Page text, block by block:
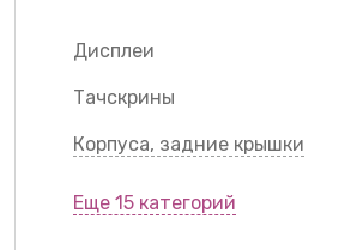
Дисплеи
Тачскрины
Корпуса, задние крышки
Еще 15 категорий